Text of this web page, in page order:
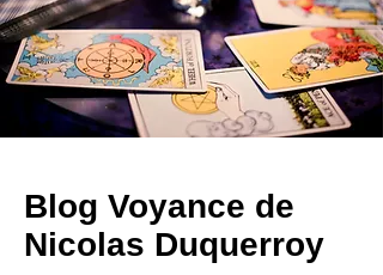
Blog Voyance de
Nicolas Duquerroy